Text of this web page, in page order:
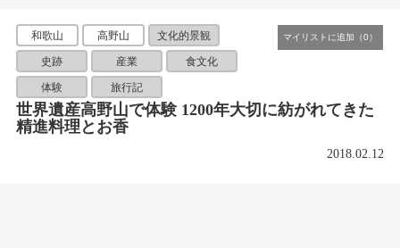
和歌山 高野山 文化的景観
史跡 産業 食文化
体験 旅行記
世界遺産高野山で体験 1200年大切に紡がれてきた
精進料理とお香
2018.02.12